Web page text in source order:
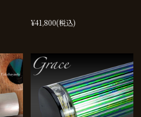
¥41,800(税込)